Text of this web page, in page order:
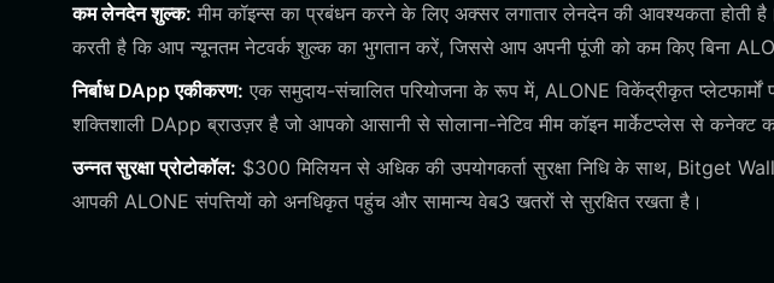
कम लेनदेन शुल्क: मीम कॉइन्स का प्रबंधन करने के लिए अक्सर लगातार लेनदेन की आवश्यकता
करती है कि आप न्यूनतम नेटवर्क शुल्क का भुगतान करें, जिससे आप अपनी पूंजी को कम किए बिना
निर्बाध DApp एकीकरण: एक समुदाय-संचालित परियोजना के रूप में, ALONE विकेंद्रीकृत
शक्तिशाली DApp ब्राउज़र है जो आपको आसानी से सोलाना-नेटिव मीम कॉइन मार्केटप्लेस से कनेक्ट
उन्नत सुरक्षा प्रोटोकॉल: $300 मिलियन से अधिक की उपयोगकर्ता सुरक्षा निधि के साथ, Bitget
आपकी ALONE संपत्तियों को अनधिकृत पहुंच और सामान्य वेब3 खतरों से सुरक्षित रखता है।